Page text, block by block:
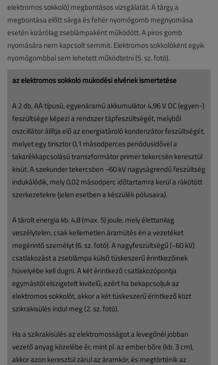
elektromos sokkoló) megbontásos vizsgálatát. A tárgy a
megbontása előtt sárga és fehér nyomógomb megnyomása
esetén kizárólag zseblámpaként működött. A piros gomb
nyomására nem kapcsolt semmit. Elektromos sokkolóként egyik
nyomógombbal sem lehetett működtetni (5. sz. fotó).
az elektromos sokkoló működési elvének ismertetése
A 2 db, AA típusú, egyenáramú akkumulátor 4,96 V DC (egyen-)
feszültsége képezi a rendszer tápfeszültségét, melyből
oszcillátor állítja elő az energiatároló kondenzátor feszültségét,
melyet egy tirisztor 0,1 másodperces periódusidővel a
takarékkapcsolású transzformátor primer tekercsén keresztül
kisüt. A szekunder tekercsben ~60 kV nagyságrendű feszültség
indukálódik, mely 0,02 másodperc időtartamra kerül a rákötött
szerkezetekre (jelen esetben a készülék pólusaira).
A tárolt energia kb. 4,8 (max. 5) joule, mely élettanilag
veszélytelen, csak kellemetlen áramütés éri a vezetéket
megérintő személyt (6. sz. fotó). A nagyfeszültségű (~60 kV)
csatlakozást a zseblámpa külső tüskeszerű érintkezőinek
hüvelyébe kell dugni. A két érintkező csatlakozópontja
egymástól elszigetelt kivitelű, ezért ha bekapcsoljuk az
elektromos sokkolót, akkor a két tüskeszerű érintkező közt
szikrakisülés indul meg (2. sz. fotó).
Ha a szikrakisülés az elektromosságot a levegőnél jobban
vezető anyag közelébe ér, mint pl. az ember bőre (kb. 3 cm),
akkor azon keresztül zárul az áramkör, és megtörténik az